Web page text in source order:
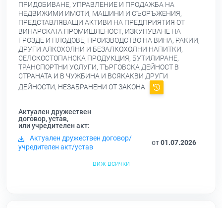
ПРИДОБИВАНЕ, УПРАВЛЕНИЕ И ПРОДАЖБА НА
НЕДВИЖИМИ ИМОТИ, МАШИНИ И СЪОРЪЖЕНИЯ,
ПРЕДСТАВЛЯВАЩИ АКТИВИ НА ПРЕДПРИЯТИЯ ОТ
ВИНАРСКАТА ПРОМИШЛЕНОСТ, ИЗКУПУВАНЕ НА
ГРОЗДЕ И ПЛОДОВЕ, ПРОИЗВОДСТВО НА ВИНА, РАКИИ,
ДРУГИ АЛКОХОЛНИ И БЕЗАЛКОХОЛНИ НАПИТКИ,
СЕЛСКОСТОПАНСКА ПРОДУКЦИЯ, БУТИЛИРАНЕ,
ТРАНСПОРТНИ УСЛУГИ, ТЪРГОВСКА ДЕЙНОСТ В
СТРАНАТА И В ЧУЖБИНА И ВСЯКАКВИ ДРУГИ
ДЕЙНОСТИ, НЕЗАБРАНЕНИ ОТ ЗАКОНА.
Актуален дружествен
договор, устав,
или учредителен акт:
Актуален дружествен договор/
учредителен акт/устав
от01.07.2026
виж всички